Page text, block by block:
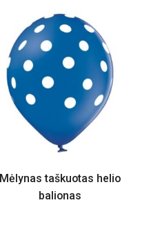
Mėlynas taškuotas helio
balionas